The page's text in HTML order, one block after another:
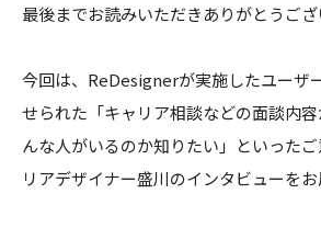
最後までお読みいただきありがとうござ
今回は、ReDesignerが実施したユーザ
せられた「キャリア相談などの面談内
んな人がいるのか知りたい」といった
リアデザイナー盛川のインタビューをお